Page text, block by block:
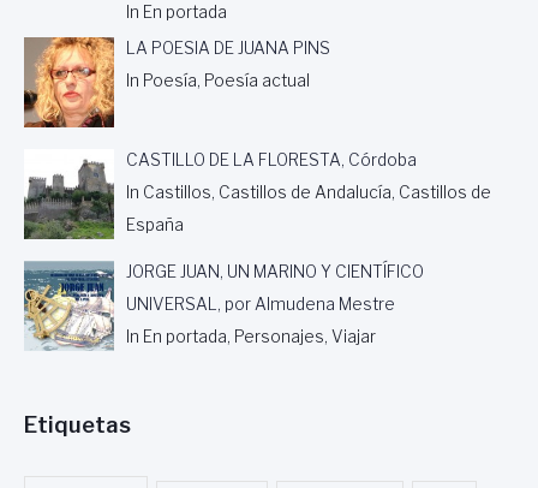
In En portada
LA POESIA DE JUANA PINS
In Poesía, Poesía actual
CASTILLO DE LA FLORESTA, Córdoba
In Castillos, Castillos de Andalucía, Castillos de
España
JORGE JUAN, UN MARINO Y CIENTÍFICO
UNIVERSAL, por Almudena Mestre
In En portada, Personajes, Viajar
Etiquetas